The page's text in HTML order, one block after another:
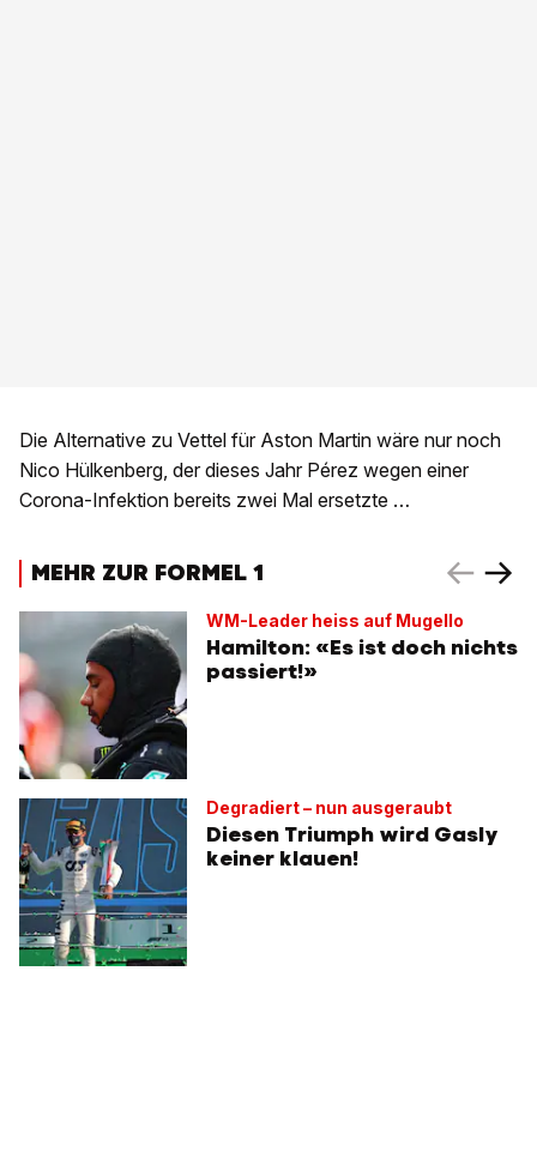
Die Alternative zu Vettel für Aston Martin wäre nur noch
Nico Hülkenberg, der dieses Jahr Pérez wegen einer
Corona-Infektion bereits zwei Mal ersetzte …
MEHR ZUR FORMEL 1
WM-Leader heiss auf Mugello
Hamilton: «Es ist doch nichts
passiert!»
Degradiert – nun ausgeraubt
Diesen Triumph wird Gasly
keiner klauen!